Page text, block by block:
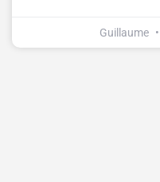
Guillaume